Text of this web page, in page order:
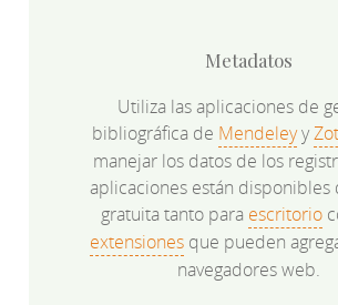
Metadatos
Utiliza las aplicaciones de
bibliográfica de Mendeleyy
manejar los datos de los
aplicaciones están disponibles
gratuita tanto para escritorio
extensiones que pueden
navegadores web.